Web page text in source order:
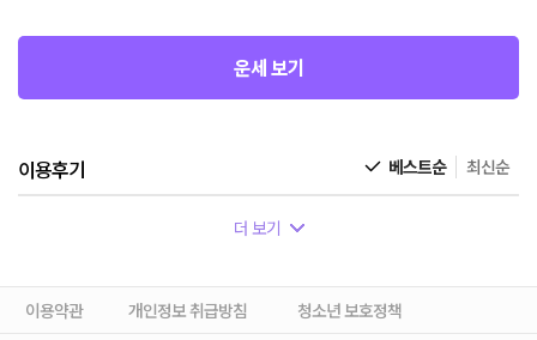
운세 보기
이용후기 베스트순 최신순
더 보기
이용약관 개인정보 취급방침 청소년 보호정책